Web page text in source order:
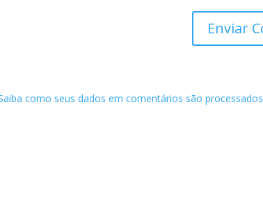
como seus dados em comentários são processados